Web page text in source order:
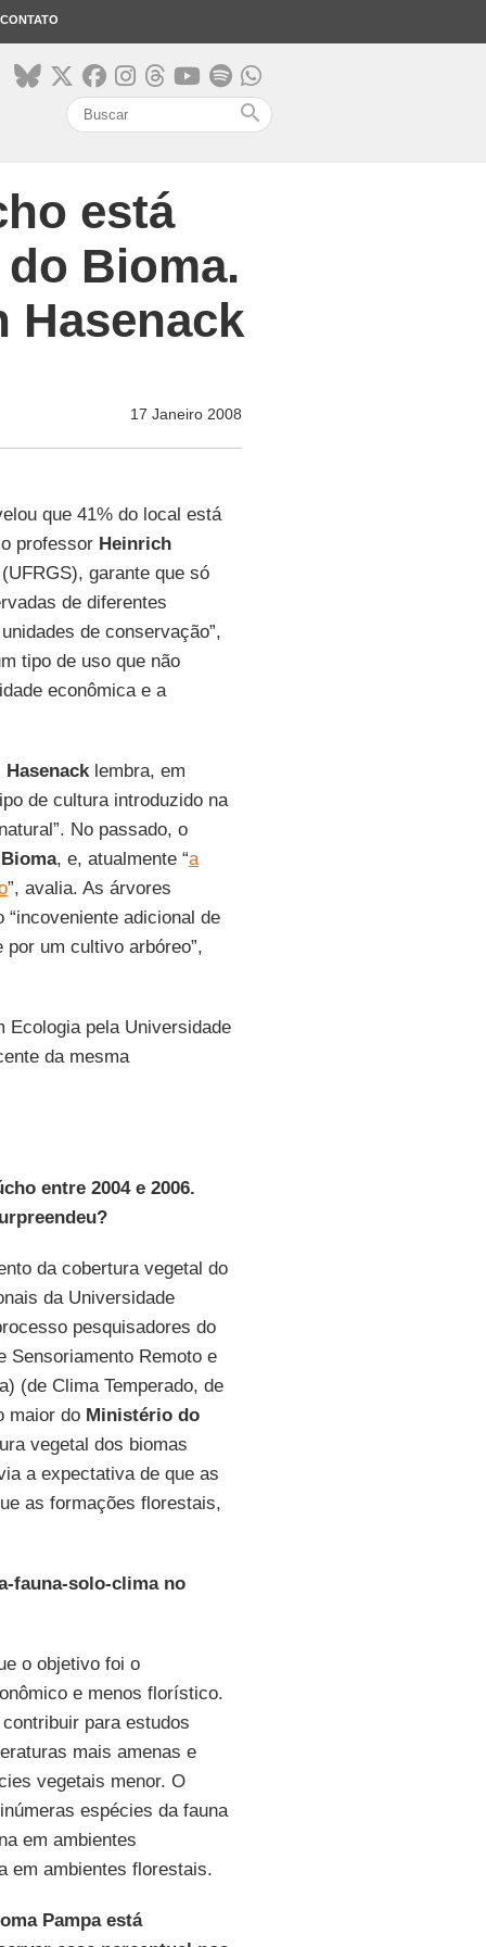
CONTATO
search
está
Bioma.
Hasenack
17 Janeiro 2008
que 41% do local está
professor Heinrich
garante que só
de diferentes
de conservação”,
tipo de uso que não
econômica e a
Hasenack lembra, em
de cultura introduzido na
No passado, o
Bioma, e, atualmente “a
”, avalia. As árvores
adicional de
um cultivo arbóreo”,
Ecologia pela Universidade
da mesma
entre 2004 e 2006.
da cobertura vegetal do
da Universidade
pesquisadores do
Sensoriamento Remoto e
(de Clima Temperado, de
maior do Ministério do
vegetal dos biomas
a expectativa de que as
as formações florestais,
fauna-solo-clima no
o objetivo foi o
e menos florístico.
para estudos
mais amenas e
vegetais menor. O
espécies da fauna
em ambientes
em ambientes florestais.
Pampa está